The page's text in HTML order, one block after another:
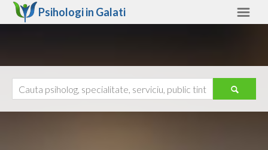
Psihologi in Galati
Ajutor